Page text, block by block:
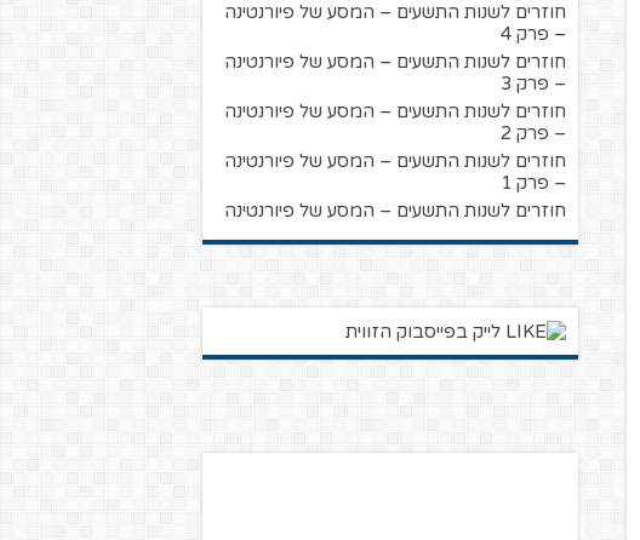
חוזרים לשנות התשעים – המסע של פיורנטינה
– פרק 4
חוזרים לשנות התשעים – המסע של פיורנטינה
– פרק 3
חוזרים לשנות התשעים – המסע של פיורנטינה
– פרק 2
חוזרים לשנות התשעים – המסע של פיורנטינה
– פרק 1
חוזרים לשנות התשעים – המסע של פיורנטינה